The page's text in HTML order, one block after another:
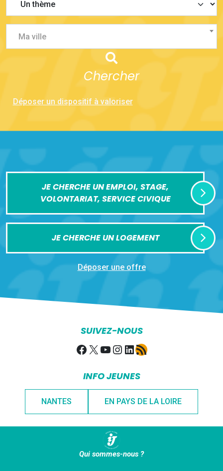
Ma ville
Chercher
Déposer un dispositif à valoriser
JE CHERCHE UN EMPLOI, STAGE,
VOLONTARIAT, SERVICE CIVIQUE
JE CHERCHE UN LOGEMENT
Déposer une offre
SUIVEZ-NOUS
Facebook
X YouTube
Instagram
LinkedIn
Flux RSS
INFO JEUNES
NANTES EN PAYS DE LA LOIRE
Qui sommes-nous ?